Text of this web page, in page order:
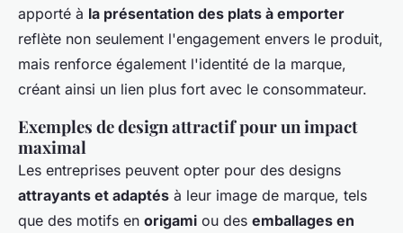
apporté à la présentation des plats à emporter
reflète non seulement l'engagement envers le produit,
mais renforce également l'identité de la marque,
créant ainsi un lien plus fort avec le consommateur.
Exemples de design attractif pour un impact
maximal
Les entreprises peuvent opter pour des designs
attrayants et adaptés à leur image de marque, tels
que des motifs en origami ou des emballages en